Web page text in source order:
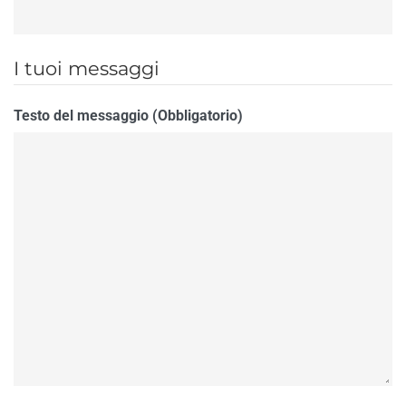
I tuoi messaggi
Testo del messaggio (Obbligatorio)